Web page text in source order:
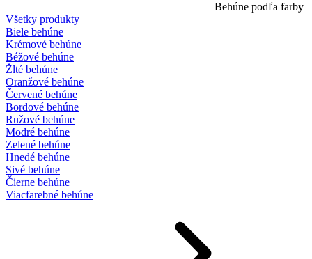
Behúne podľa farby
Všetky produkty
Biele behúne
Krémové behúne
Béžové behúne
Žlté behúne
Oranžové behúne
Červené behúne
Bordové behúne
Ružové behúne
Modré behúne
Zelené behúne
Hnedé behúne
Sivé behúne
Čierne behúne
Viacfarebné behúne